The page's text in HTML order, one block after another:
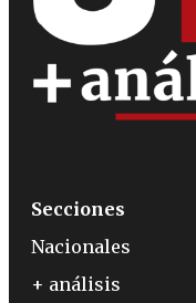
Secciones
Nacionales
+ análisis